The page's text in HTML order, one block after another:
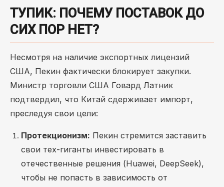
ТУПИК: ПОЧЕМУ ПОСТАВОК ДО
СИХ ПОР НЕТ?
Несмотря на наличие экспортных лицензий
США, Пекин фактически блокирует закупки.
Министр торговли США Говард Латник
подтвердил, что Китай сдерживает импорт,
преследуя свои цели:
Протекционизм: Пекин стремится заставить
свои тех-гиганты инвестировать в
отечественные решения (Huawei, DeepSeek),
чтобы не попасть в зависимость от